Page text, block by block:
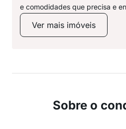
e comodidades que precisa e
Ver mais imóveis
Sobre o